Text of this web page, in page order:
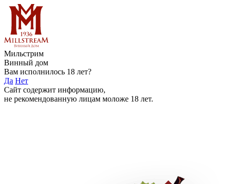
Мильстрим
Винный дом
Вам исполнилось 18 лет?
Да Нет
Сайт содержит информацию,
не рекомендованную лицам моложе 18 лет.